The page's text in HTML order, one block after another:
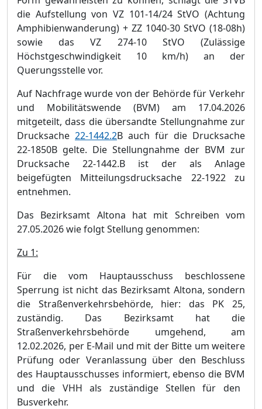
die Aufstellung von VZ 101-14/24 StVO (Achtung
Amphibienwanderung) + ZZ 1040-30 StVO (18-08h)
sowie das VZ 274-10 StVO (Zulässige
Höchstgeschwindigkeit 10 km/h) an der
Querungsstelle vor.
Auf Nachfrage wurde von der Behörde für Verkehr
und Mobilitätswende (BVM) am 17.04.2026
mitgeteilt, dass die übersandte Stellungnahme zur
Drucksache 22-1442.2B auch für die Drucksache
22-1850B gelte. Die Stellungnahme der BVM zur
Drucksache 22-1442.B ist der als Anlage
beigefügten Mitteilungsdrucksache 22-1922 zu
entnehmen.
Das Bezirksamt Altona hat mit Schreiben vom
27.05.2026 wie folgt Stellung genommen:
Zu 1:
Für die vom Hauptausschuss beschlossene
Sperrung ist nicht das Bezirksamt Altona, sondern
die Straßenverkehrsbehörde, hier: das PK 25,
zuständig. Das Bezirksamt hat die
Straßenverkehrsbehörde umgehend, am
12.02.2026, per E-Mail und mit der Bitte um weitere
Prüfung oder Veranlassung über den Beschluss
des Hauptausschusses informiert, ebenso die BVM
und die VHH als zuständige Stellen für den
Busverkehr.